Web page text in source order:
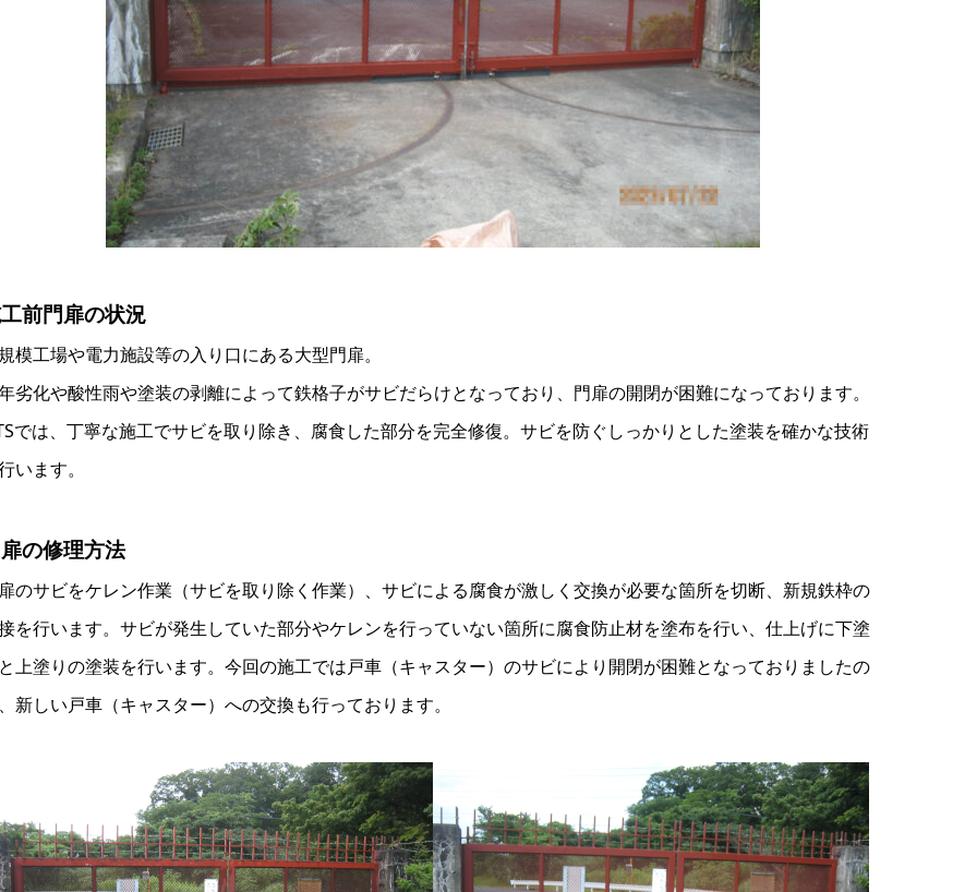
前門扉の状況
模工場や電力施設等の入り口にある大型門扉。
劣化や酸性雨や塗装の剥離によって鉄格子がサビだらけとなっており、門扉の開閉が困難になっております。
では、丁寧な施工でサビを取り除き、腐食した部分を完全修復。サビを防ぐしっかりとした塗装を確かな技術
います。
の修理方法
のサビをケレン作業（サビを取り除く作業）、サビによる腐食が激しく交換が必要な箇所を切断、新規鉄枠の
を行います。サビが発生していた部分やケレンを行っていない箇所に腐食防止材を塗布を行い、仕上げに下塗
上塗りの塗装を行います。今回の施工では戸車（キャスター）のサビにより開閉が困難となっておりましたの
新しい戸車（キャスター）への交換も行っております。